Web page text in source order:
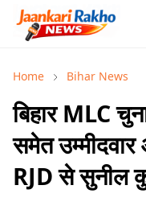
Home Bihar News
बिहार MLC
समेत
RJD से सुनील